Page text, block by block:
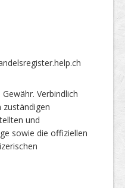
Verbindlich
zuständigen
und
sowie die offiziellen